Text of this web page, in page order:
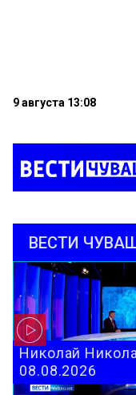
9 августа 13:08
ВЕСТИ
Николай
08.08.2026